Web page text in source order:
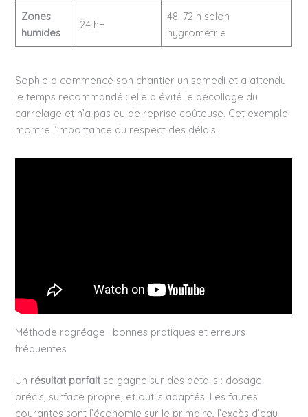
Zones
humides
24 h+
48–72 h selon
hygrométrie
Sophie a commencé son chantier un samedi et a attendu
le temps recommandé : elle a évité le décollage du
carrelage et n’a pas eu de reprise coûteuse. Cet exemple
montre l’importance du respect des délais.
Méthode ragréage : bonnes pratiques et erreurs
fréquentes
Un résultat parfait se gagne sur des détails : dosage
précis, surface propre, et outils adaptés. Les fautes
courantes sont l’économie sur le primaire, l’excès d’eau